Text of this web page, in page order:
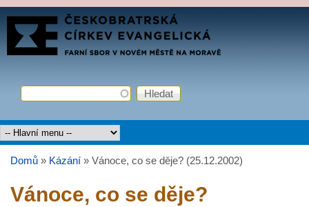
Přejít k hlavnímu obsahu
FARNÍ
SBOR
Vyhledávání
Hledat
Hlavní menu
Domů » Kázání » Vánoce, co se děje? (25.12.2002)
Vánoce, co se děje?